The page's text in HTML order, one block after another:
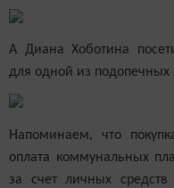
А Диана Хоботина
для одной из подопечных
Напоминаем, что
оплата коммунальных
за счет личных